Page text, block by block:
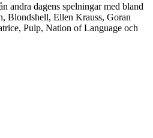
andra dagens spelningar med bland
Blondshell, Ellen Krauss, Goran
Pulp, Nation of Language och